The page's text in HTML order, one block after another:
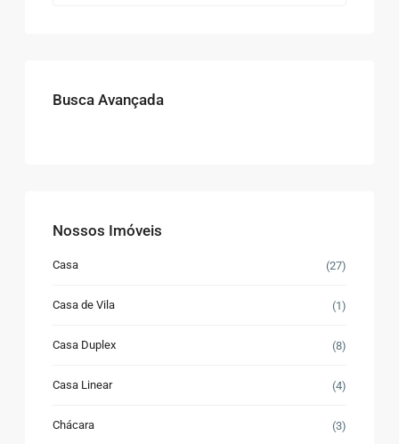
Busca Avançada
Nossos Imóveis
Casa (27)
Casa de Vila (1)
Casa Duplex (8)
Casa Linear (4)
Chácara (3)